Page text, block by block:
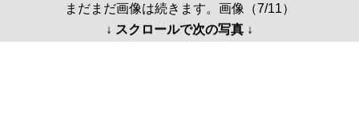
まだまだ画像は続きます。画像（7/11）
↓ スクロールで次の写真 ↓